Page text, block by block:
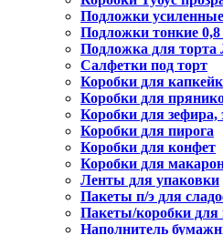
Подложки усиленные
Подложки тонкие
Подложка для
Салфетки под торт
Коробки для
Коробки для
Коробки для зефира,
Коробки для пирога
Коробки для конфет
Коробки для
Ленты для упаковки
Пакеты п/э для
Пакеты/коробки для
Наполнитель